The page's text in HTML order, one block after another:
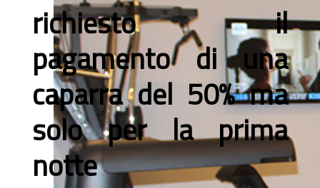
richiesto il
pagamento di una
caparra del 50% ma
solo per la prima
notte